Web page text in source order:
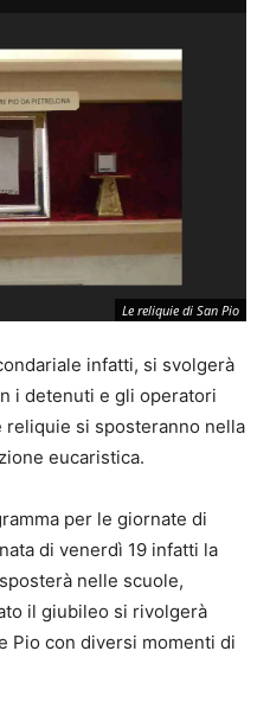
Le reliquie di San Pio
infatti, si svolgerà
i detenuti e gli operatori
si sposteranno nella
eucaristica.
per le giornate di
di venerdì 19 infatti la
nelle scuole,
il giubileo si rivolgerà
Pio con diversi momenti di